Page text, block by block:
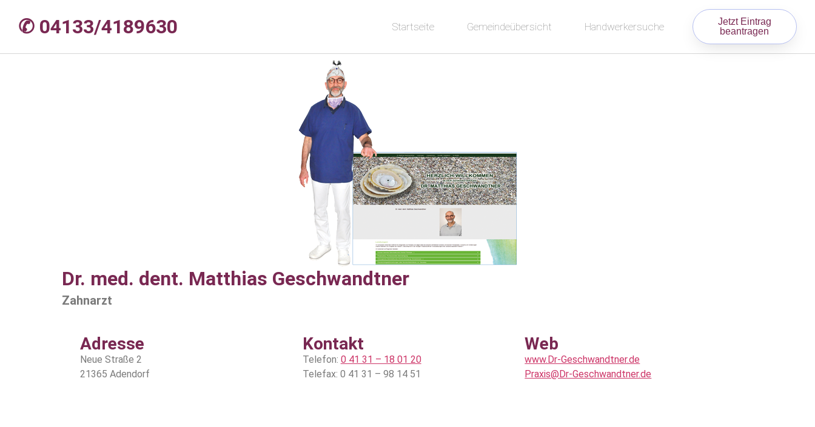
✆ 04133/4189630 Startseite Gemeindeübersicht Handwerkersuche
Jetzt Eintrag
beantragen
Dr. med. dent. Matthias Geschwandtner
Zahnarzt
Adresse
Neue Straße 2
21365 Adendorf
Kontakt
Telefon: 0 41 31 – 18 01 20
Telefax: 0 41 31 – 98 14 51
Web
www.Dr-Geschwandtner.de
Praxis@Dr-Geschwandtner.de